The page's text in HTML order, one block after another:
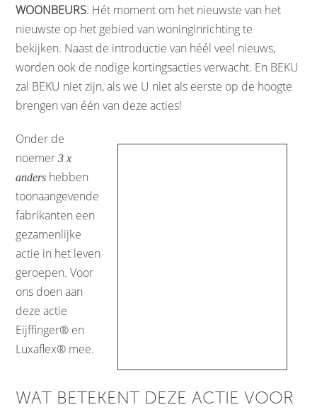
WOONBEURS. Hét moment om het nieuwste van het
nieuwste op het gebied van woninginrichting te
bekijken. Naast de introductie van héél veel nieuws,
worden ook de nodige kortingsacties verwacht. En BEKU
zal BEKU niet zijn, als we U niet als eerste op de hoogte
brengen van één van deze acties!
Onder de
noemer 3 x
anders  hebben
toonaangevende
fabrikanten een
gezamenlijke
actie in het leven
geroepen. Voor
ons doen aan
deze actie
Eijffinger® en
Luxaflex® mee.
WAT BETEKENT DEZE ACTIE VOOR